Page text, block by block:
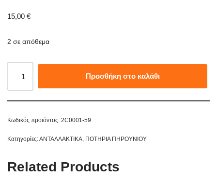
15,00 €
2 σε απόθεμα
Προσθήκη στο καλάθι
Κωδικός προϊόντος: 2C0001-59
Κατηγορίες:ΑΝΤΑΛΛΑΚΤΙΚΑ, ΠΟΤΗΡΙΑ ΠΗΡΟΥΝΙΟΥ
Related Products